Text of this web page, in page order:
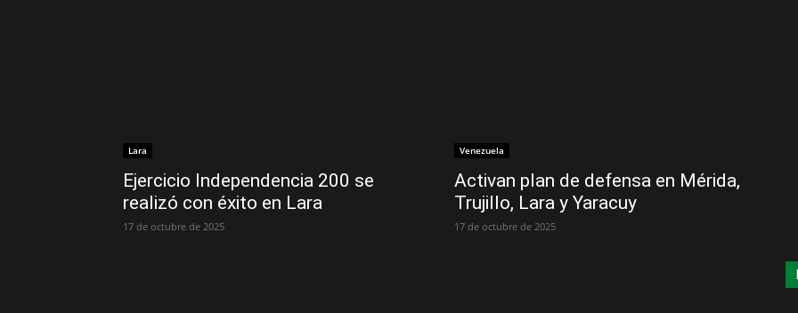
Lara
Ejercicio Independencia 200 se
realizó con éxito en Lara
17 de octubre de 2025
Venezuela
Activan plan de defensa en Mérida,
Trujillo, Lara y Yaracuy
17 de octubre de 2025